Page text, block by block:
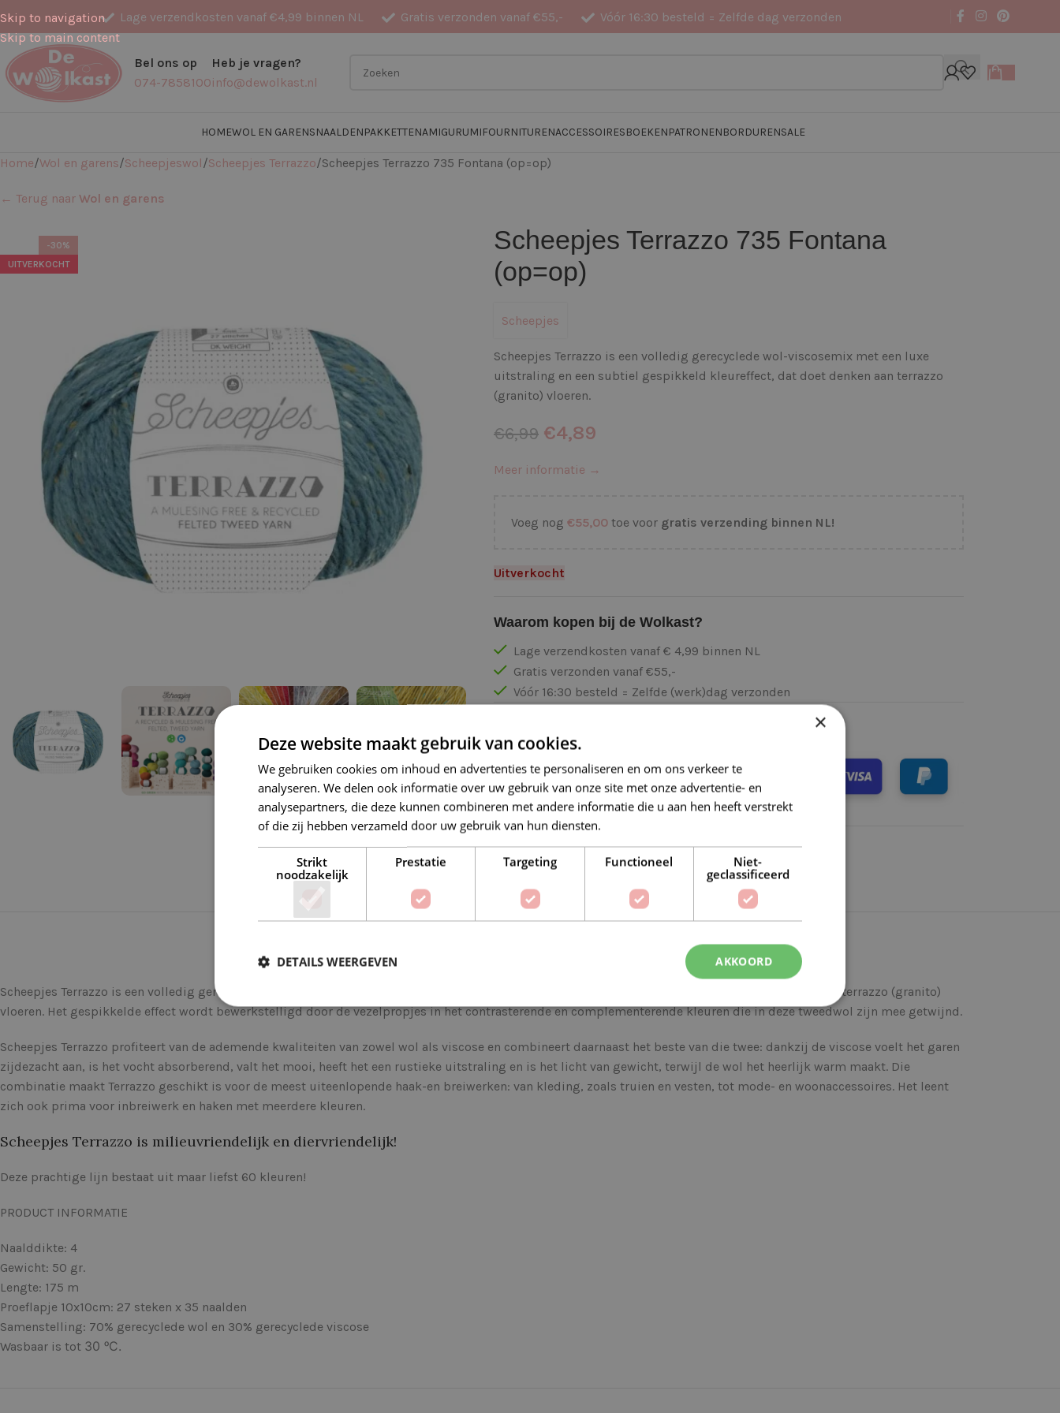
Skip to navigation
Skip to main content
Lage verzendkosten vanaf €4,99 binnen NL Gratis verzonden vanaf €55,- Vóór 16:30 besteld = Zelfde dag verzonden
Bel ons op
074-7858100
Heb je vragen?
info@dewolkast.nl
HOMEWOL EN GARENSNAALDENPAKKETTENAMIGURUMIFOURNITURENACCESSOIRESBOEKENPATRONENBORDURENSALE
Home Wol en garens Scheepjeswol Scheepjes Terrazzo Scheepjes Terrazzo 735 Fontana (op=op)
← Terug naar Wol en garens
-30%
UITVERKOCHT
Scheepjes Terrazzo 735 Fontana
(op=op)
Scheepjes
Scheepjes Terrazzo is een volledig gerecyclede wol-viscosemix met een luxe
uitstraling en een subtiel gespikkeld kleureffect, dat doet denken aan terrazzo
(granito) vloeren.
€6,99 €4,89
Meer informatie →
Voeg nog €55,00toe voor gratis verzending binnen NL!
Uitverkocht
Waarom kopen bij de Wolkast?
Lage verzendkosten vanaf € 4,99 binnen NL
Gratis verzonden vanaf €55,-
Vóór 16:30 besteld = Zelfde (werk)dag verzonden
Op verlanglijstje Delen:
Scheepjes Terrazzo is een volledig gerecyclede wol-viscosemix met een luxe uitstraling en een subtiel gespikkeld kleureffect, dat doet denken aan terrazzo (granito)
vloeren. Het gespikkelde effect wordt bewerkstelligd door de vezelpropjes in het contrasterende en complementerende kleuren die in deze tweedwol zijn mee getwijnd.
Scheepjes Terrazzo profiteert van de ademende kwaliteiten van zowel wol als viscose en combineert daarnaast het beste van die twee: dankzij de viscose voelt het garen
zijdezacht aan, is het vocht absorberend, valt het mooi, heeft het een rustieke uitstraling en is het licht van gewicht, terwijl de wol het heerlijk warm maakt. Die
combinatie maakt Terrazzo geschikt is voor de meest uiteenlopende haak-en breiwerken: van kleding, zoals truien en vesten, tot mode- en woonaccessoires. Het leent
zich ook prima voor inbreiwerk en haken met meerdere kleuren.
Scheepjes Terrazzo is milieuvriendelijk en diervriendelijk!
Deze prachtige lijn bestaat uit maar liefst 60 kleuren!
PRODUCT INFORMATIE
Naalddikte: 4
Gewicht: 50 gr.
Lengte: 175 m
Proeflapje 10x10cm: 27 steken x 35 naalden
Samenstelling: 70% gerecyclede wol en 30% gerecyclede viscose
Wasbaar is tot 30 ᵒC.
×
Deze website maakt gebruik van cookies.
We gebruiken cookies om inhoud en advertenties te personaliseren en om ons verkeer te
analyseren. We delen ook informatie over uw gebruik van onze site met onze advertentie- en
analysepartners, die deze kunnen combineren met andere informatie die u aan hen heeft verstrekt
of die zij hebben verzameld door uw gebruik van hun diensten.
Strikt
noodzakelijk
Prestatie Targeting Functioneel
Niet-
geclassificeerd
AKKOORD
DETAILS WEERGEVEN